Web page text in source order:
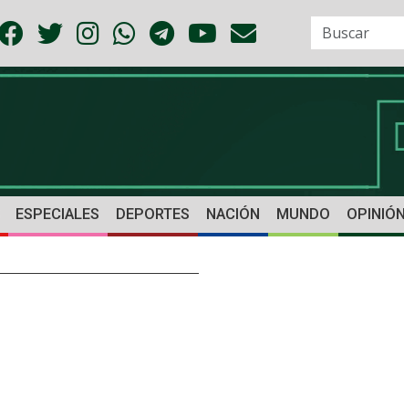
ESPECIALES DEPORTES NACIÓN MUNDO OPINIÓN